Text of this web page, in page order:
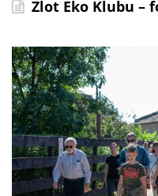
Zlot Eko Klubu –